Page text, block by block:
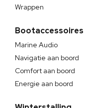
Wrappen
Bootaccessoires
Marine Audio
Navigatie aan boord
Comfort aan boord
Energie aan boord